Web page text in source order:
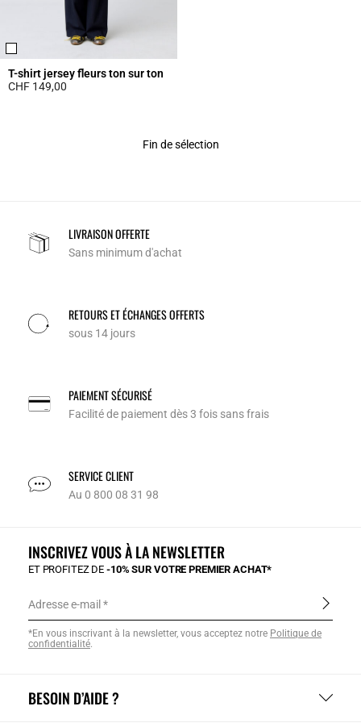
T-shirt jersey fleurs ton sur ton
CHF 149,00
Fin de sélection
LIVRAISON OFFERTE
Sans minimum d'achat
RETOURS ET ÉCHANGES OFFERTS
sous 14 jours
PAIEMENT SÉCURISÉ
Facilité de paiement dès 3 fois sans frais
SERVICE CLIENT
Au 0 800 08 31 98
BESOIN D’AIDE ?
INSCRIVEZ VOUS À LA NEWSLETTER
ET PROFITEZ DE-10% SUR VOTRE PREMIER ACHAT*
Adresse e-mail
*En vous inscrivant à la newsletter, vous acceptez notre Politique de
confidentialité.